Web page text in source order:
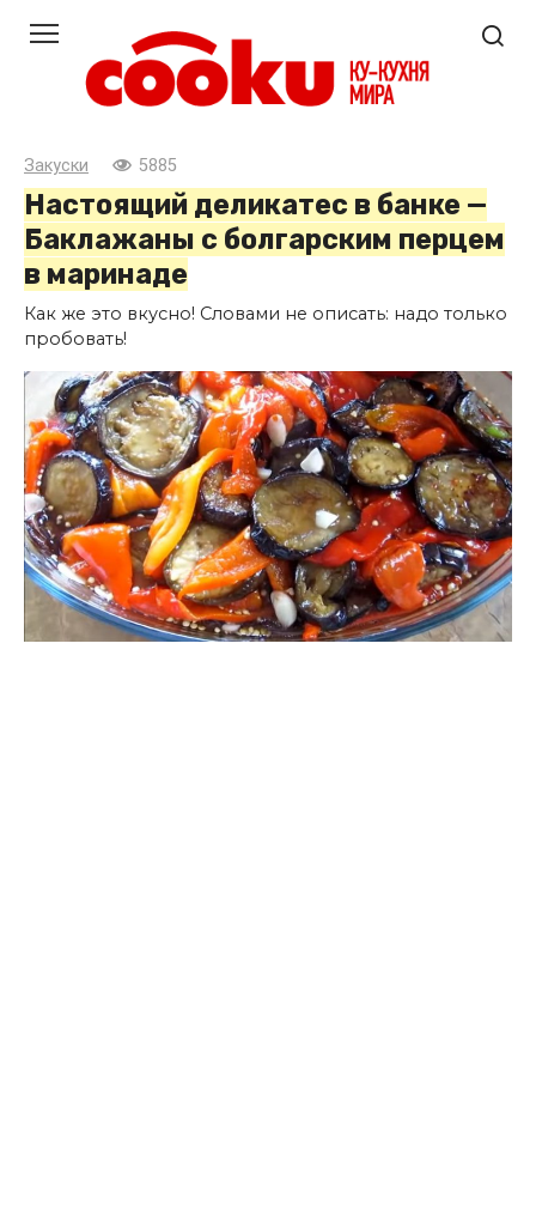
контенту
Закуски 5885
Настоящий деликатес в банке —
Баклажаны с болгарским перцем
в маринаде
Как же это вкусно! Словами не описать: надо только
пробовать!